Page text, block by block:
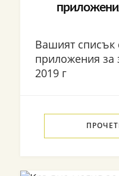
Вашият списък
приложения за
2019 г